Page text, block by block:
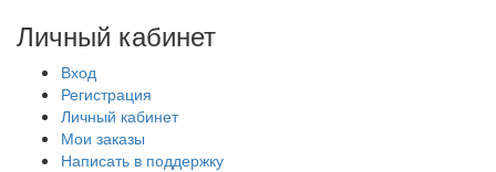
Личный кабинет
Вход
Регистрация
Личный кабинет
Мои заказы
Написать в поддержку